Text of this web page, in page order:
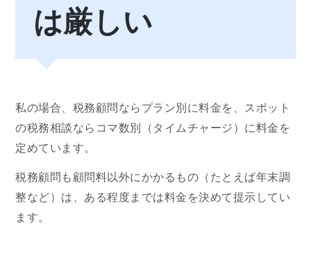
は厳しい
私の場合、税務顧問ならプラン別に料金を、スポット
の税務相談ならコマ数別（タイムチャージ）に料金を
定めています。
税務顧問も顧問料以外にかかるもの（たとえば年末調
整など）は、ある程度までは料金を決めて提示してい
ます。